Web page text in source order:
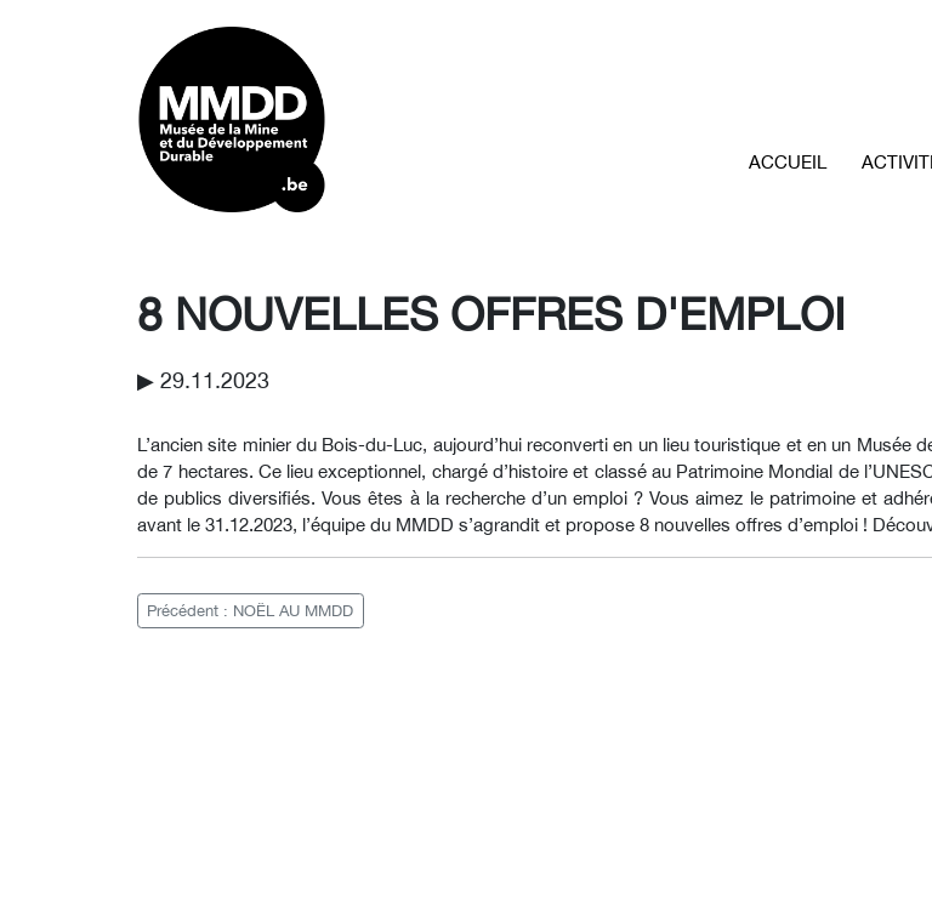
ACCUEIL
8 NOUVELLES OFFRES D'EMPLOI
▶︎ 29.11.2023
L’ancien site minier du Bois-du-Luc, aujourd’hui reconverti en un lieu touristique et en un
de 7 hectares. Ce lieu exceptionnel, chargé d’histoire et classé au Patrimoine Mondial de
de publics diversifiés. Vous êtes à la recherche d’un emploi ? Vous aimez le patrimoine et
avant le 31.12.2023, l’équipe du MMDD s’agrandit et propose 8 nouvelles offres d’emploi !
Précédent : NOËL AU MMDD